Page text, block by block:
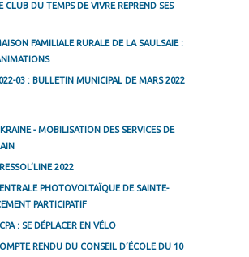
CLUB DU TEMPS DE VIVRE REPREND SES
FAMILIALE RURALE DE LA SAULSAIE :
03 : BULLETIN MUNICIPAL DE MARS 2022
- MOBILISATION DES SERVICES DE
2022
PHOTOVOLTAÏQUE DE SAINTE-
PARTICIPATIF
: SE DÉPLACER EN VÉLO
RENDU DU CONSEIL D’ÉCOLE DU 10